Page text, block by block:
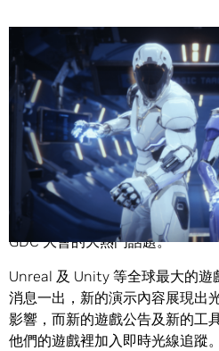
Share
本週在舊金山舉行的遊戲開發者
和技術展示活動，都聚焦在同一
GDC 大會的大熱門話題。
Unreal 及 Unity 等全球最大的遊
消息一出，新的演示內容展現出
影響，而新的遊戲公告及新的工
他們的遊戲裡加入即時光線追蹤。